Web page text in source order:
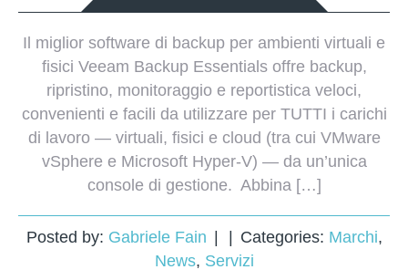
Il miglior software di backup per ambienti virtuali e
fisici Veeam Backup Essentials offre backup,
ripristino, monitoraggio e reportistica veloci,
convenienti e facili da utilizzare per TUTTI i carichi
di lavoro — virtuali, fisici e cloud (tra cui VMware
vSphere e Microsoft Hyper-V) — da un’unica
console di gestione. Abbina […]
Posted by: Gabriele Fain Categories: Marchi,
News, Servizi